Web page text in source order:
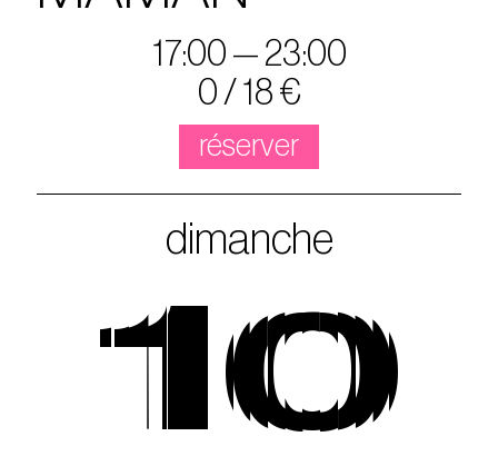
17:00 — 23:00
0 / 18 €
réserver
dimanche
10